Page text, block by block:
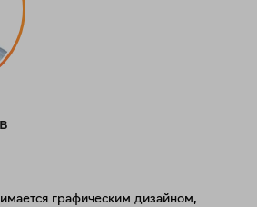
графическим дизайном,